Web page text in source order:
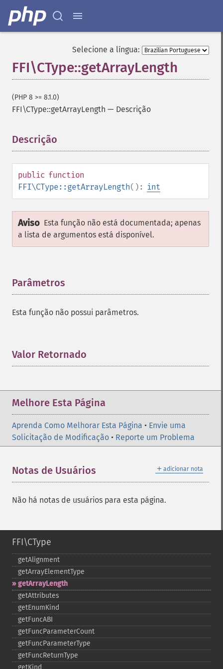
Selecione a língua:
FFI\CType::getArrayLength
(PHP 8 >= 8.1.0)
FFI\CType::getArrayLength — Descrição
Descrição
public function
FFI\CType::getArrayLength(): int
Aviso Esta função não está documentada; apenas
a lista de argumentos está disponível.
Parâmetros
Esta função não possui parâmetros.
Valor Retornado
Melhore Esta Página
Aprenda Como Melhorar Esta Página • Envie uma
Solicitação de Modificação • Reporte um Problema
＋ adicionar nota
Notas de Usuários
Não há notas de usuários para esta página.
FFI\CType
getAlignment
getArrayElementType
getArrayLength
getAttributes
getEnumKind
getFuncABI
getFuncParameterCount
getFuncParameterType
getFuncReturnType
getKind